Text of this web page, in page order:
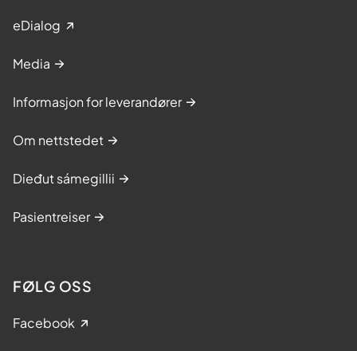
eDialog
Media
Informasjon for leverandører
Om nettstedet
Dieđut sámegillii
Pasientreiser
FØLG OSS
Facebook